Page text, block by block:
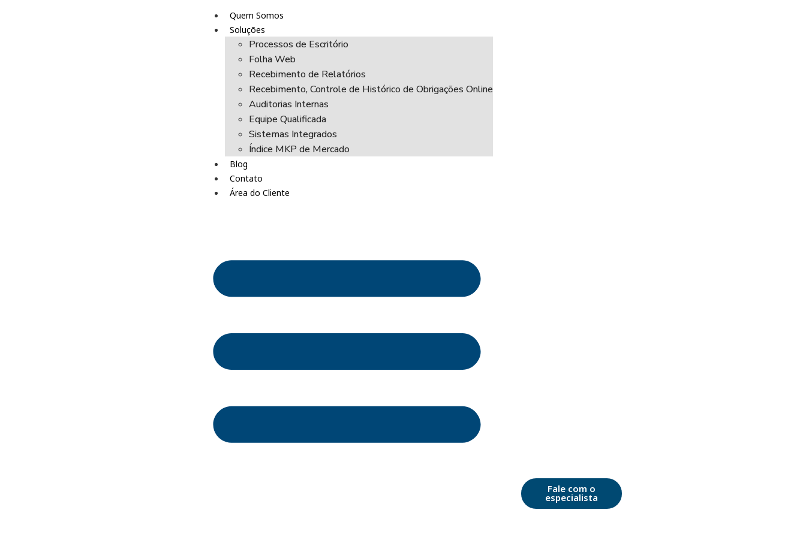
Quem Somos
Soluções
Processos de Escritório
Folha Web
Recebimento de Relatórios
Recebimento, Controle de Histórico de Obrigações Online
Auditorias Internas
Equipe Qualificada
Sistemas Integrados
Índice MKP de Mercado
Blog
Contato
Área do Cliente
Fale com o
especialista